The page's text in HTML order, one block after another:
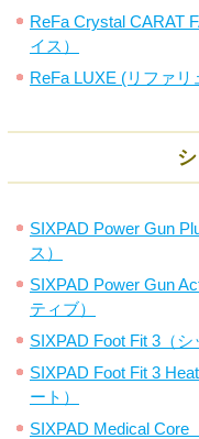
ReFa Crystal CARAT
イス）
ReFa LUXE (リファリ
SIXPAD Power Gun
ス）
SIXPAD Power Gun
ティブ）
SIXPAD Foot Fit 3（
SIXPAD Foot Fit 3
ート）
SIXPAD Medical Core